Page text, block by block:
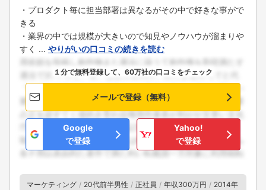
・プロダクト毎に担当部署は異なるがその中で好きな事がで
きる
・業界の中では規模が大きいので知見やノウハウが溜まりや
すく ... やりがいの口コミの続きを読む
１分で無料登録して、60万社の口コミをチェック
メールで登録（無料）
Google
で登録
Yahoo!
で登録
マーケティング 20代前半男性 正社員 年収300万円
2014年